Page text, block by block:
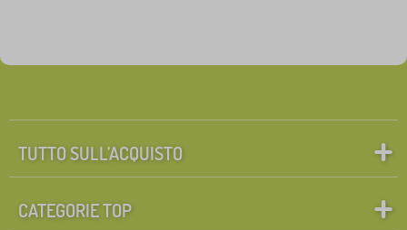
TUTTO SULL’ACQUISTO
CATEGORIE TOP